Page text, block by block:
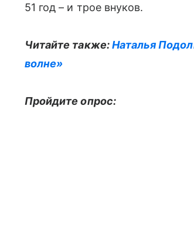
51 год – и трое внуков.
Читайте также:Наталья
волне»
Пройдите опрос: